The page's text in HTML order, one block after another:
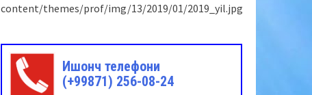
content/themes/prof/img/13/2019/01/2019_yil.jpg
Ишонч телефони
(+99871) 256-08-24